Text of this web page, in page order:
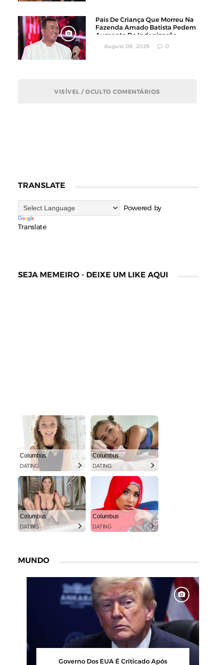
Pais De Criança Que Morreu Na
Fazenda Amado Batista Pedem
Aumento De Indenização
August 06, 2026 0
VISÍVEL / OCULTO COMENTÁRIOS
TRANSLATE
Powered by
Translate
SEJA MEMEIRO - DEIXE UM LIKE AQUI
Columbus
DATING
Columbus
DATING
Columbus
DATING
Columbus
DATING
MUNDO
Barbearia Nudista Viraliza Ao Atrair